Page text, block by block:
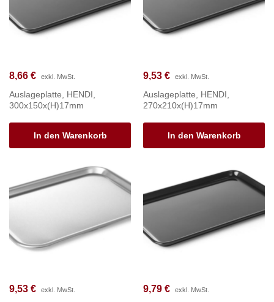
8,66 € exkl. MwSt.
Auslageplatte, HENDI,
300x150x(H)17mm
In den Warenkorb
9,53 € exkl. MwSt.
Auslageplatte, HENDI,
270x210x(H)17mm
In den Warenkorb
9,53 € exkl. MwSt. 9,79 € exkl. MwSt.